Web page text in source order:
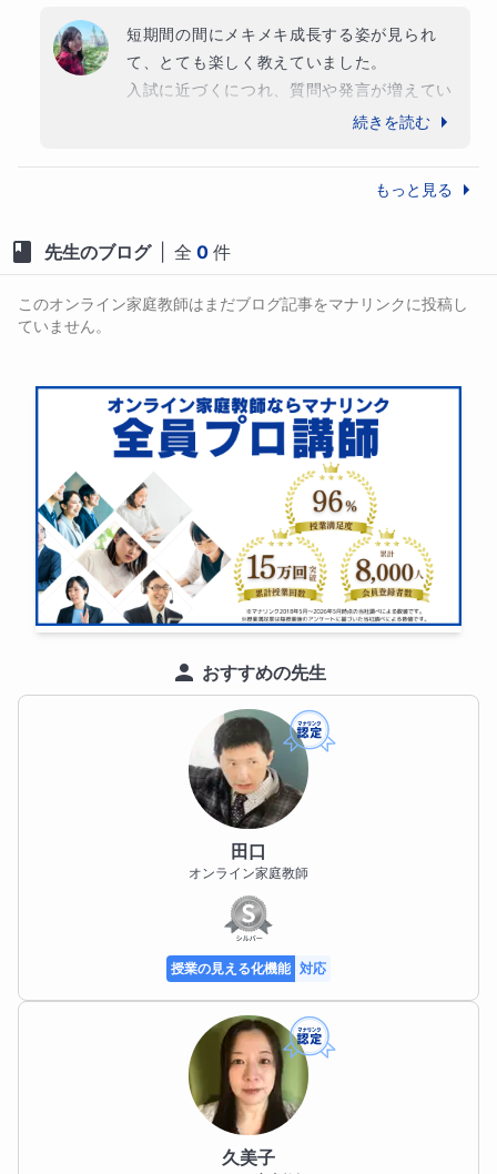
短期間の間にメキメキ成長する姿が見られ
て、とても楽しく教えていました。
入試に近づくにつれ、質問や発言が増えてい
ったので、中学受験をする心構えもとても良
国語は全ての基礎であり、後に他の言語の学
習やいずれ書かなくてはならない論文にも役
んの学びに繋げてくださることをお祈りして
こちらこそ、ありがとうございました☺️✨
続きを読む
もっと見る
先生のブログ 全 0 件
このオンライン家庭教師はまだブログ記事をマナリンクに投稿し
ていません。
おすすめの先生
田口
オンライン家庭教師
授業の見える化機能 対応
久美子